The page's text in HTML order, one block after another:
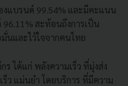
แบรนด์ 99.54% และมีคะแนน
96.11% สะท้อนถึงการเป็น
นและไว้ใจจากคนไทย
ร ได้แก่ พลังความเร็ว ที่มุ่งส่ง
ว แม่นยำ โดยบริการ ที่มีความ